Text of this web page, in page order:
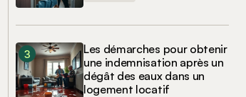
Les démarches pour obtenir
une indemnisation après un
dégât des eaux dans un
logement locatif